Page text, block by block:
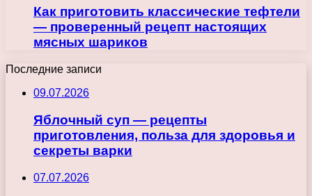
Как приготовить классические тефтели
— проверенный рецепт настоящих
мясных шариков
Последние записи
09.07.2026
Яблочный суп — рецепты
приготовления, польза для здоровья и
секреты варки
07.07.2026